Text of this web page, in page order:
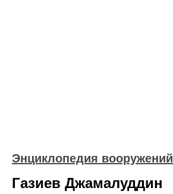
Энциклопедия вооружений
Газиев Джамалуддин